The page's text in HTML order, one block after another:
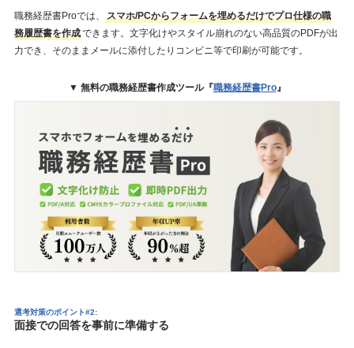
職務経歴書Proでは、
スマホ/PCからフォームを埋めるだけでプロ仕様の職
務履歴書を作成できます。文字化けやスタイル崩れのない高品質のPDFが出
力でき、そのままメールに添付したりコンビニ等で印刷が可能です。
▼ 無料の職務経歴書作成ツール『職務経歴書Pro』
選考対策のポイント#2:
面接での回答を事前に準備する